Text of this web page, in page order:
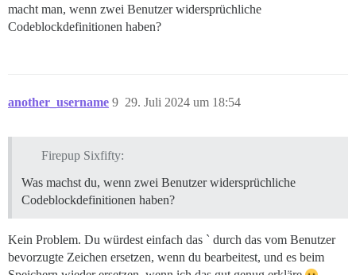
macht man, wenn zwei Benutzer widersprüchliche
Codeblockdefinitionen haben?
another_username 29. Juli 2024 um 18:54
9
Firepup Sixfifty:
Was machst du, wenn zwei Benutzer widersprüchliche
Codeblockdefinitionen haben?
Kein Problem. Du würdest einfach das ` durch das vom Benutzer
bevorzugte Zeichen ersetzen, wenn du bearbeitest, und es beim